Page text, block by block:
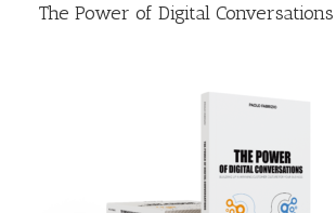
The Power of Digital Conversations